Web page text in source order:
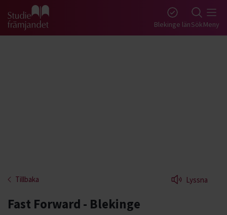
Gå till studiefrämjandets startsida Blekinge länSökMeny
Tillbaka Lyssna
Fast Forward - Blekinge